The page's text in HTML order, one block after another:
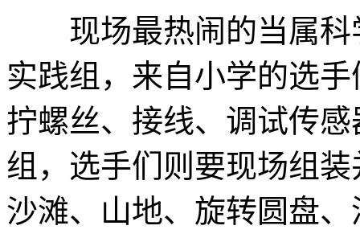
现场最热闹的当属科
实践组，来自小学的选
拧螺丝、接线、调试传
组，选手们则要现场组
沙滩、山地、旋转圆盘